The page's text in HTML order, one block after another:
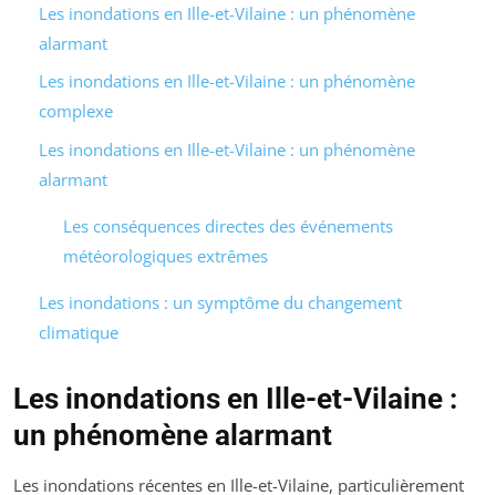
Les inondations en Ille-et-Vilaine : un phénomène
alarmant
Les inondations en Ille-et-Vilaine : un phénomène
complexe
Les inondations en Ille-et-Vilaine : un phénomène
alarmant
Les conséquences directes des événements
météorologiques extrêmes
Les inondations : un symptôme du changement
climatique
Les inondations en Ille-et-Vilaine :
un phénomène alarmant
Les inondations récentes en Ille-et-Vilaine, particulièrement